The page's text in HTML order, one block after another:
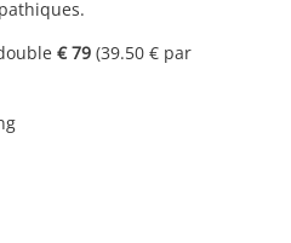
€ 79 (39.50 € par